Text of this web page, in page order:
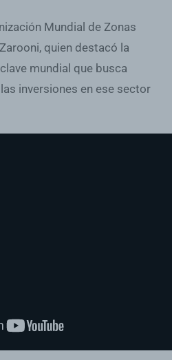
Mundial de Zonas
quien destacó la
mundial que busca
inversiones en ese sector